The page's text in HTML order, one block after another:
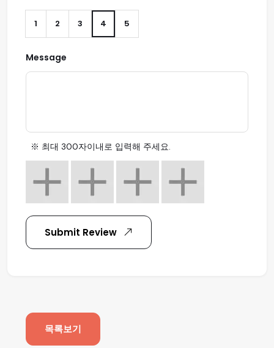
1 2 3 4 5
Message
※ 최대 300자이내로 입력해 주세요.
Submit Review
목록보기